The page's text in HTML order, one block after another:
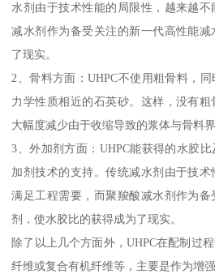
水剂由于技术性能的局限性，越来越
减水剂作为备受关注的新一代高性能
了现实。
2、骨料方面：UHPC不使用粗骨料，
力学性质相近的石英砂。这样，没有
大幅度减少由于收缩导致的浆体与骨料
3、外加剂方面：UHPC能获得的水胶
加剂技术的支持。传统减水剂由于技
满足工程需要，而聚羧酸减水剂作为
剂，使水胶比的获得成为了现实。
除了以上几个方面外，UHPC在配制过
纤维或复合有机纤维等，主要是作为增